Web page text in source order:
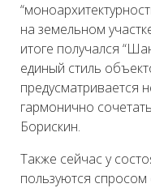
на земельном
итоге получался
единый стиль
предусматривается
гармонично
Борискин.
Также сейчас у
пользуются